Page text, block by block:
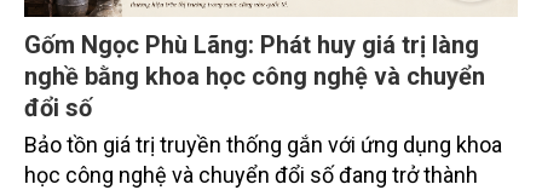
Gốm Ngọc Phù Lãng: Phát huy giá trị làng
nghề bằng khoa học công nghệ và chuyển
đổi số
Bảo tồn giá trị truyền thống gắn với ứng dụng khoa
học công nghệ và chuyển đổi số đang trở thành